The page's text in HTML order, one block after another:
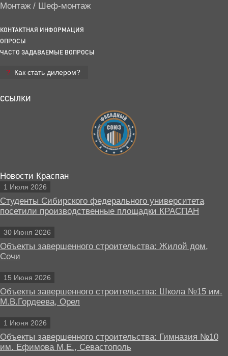
Монтаж / Шеф-монтаж
КОНТАКТНАЯ ИНФОРМАЦИЯ
ОПРОСЫ
ЧАСТО ЗАДАВАЕМЫЕ ВОПРОСЫ
Как стать дилером?
ССЫЛКИ
Новости Краспан
1 Июля 2026
Студенты Сибирского федерального университета
посетили производственные площадки КРАСПАН
30 Июня 2026
Объекты завершенного строительства: Жилой дом,
Сочи
15 Июня 2026
Объекты завершенного строительства: Школа №15 им.
М.В.Гордеева, Орел
1 Июня 2026
Объекты завершенного строительства: Гимназия №10
им. Ефимова М.Е., Севастополь